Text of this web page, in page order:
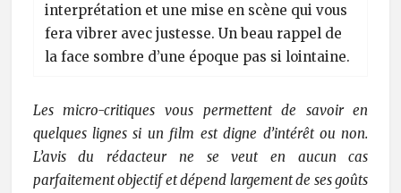
interprétation et une mise en scène qui vous
fera vibrer avec justesse. Un beau rappel de
la face sombre d’une époque pas si lointaine.
Les micro-critiques vous permettent de savoir en
quelques lignes si un film est digne d’intérêt ou non.
L’avis du rédacteur ne se veut en aucun cas
parfaitement objectif et dépend largement de ses goûts